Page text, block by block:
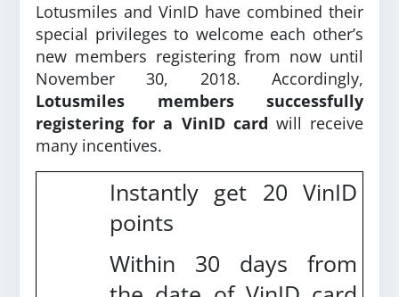
Lotusmiles and VinID have combined their
special privileges to welcome each other’s
new members registering from now until
November 30, 2018. Accordingly,
Lotusmiles members successfully
registering for a VinID card will receive
many incentives.
Instantly get 20 VinID
points
Within 30 days from